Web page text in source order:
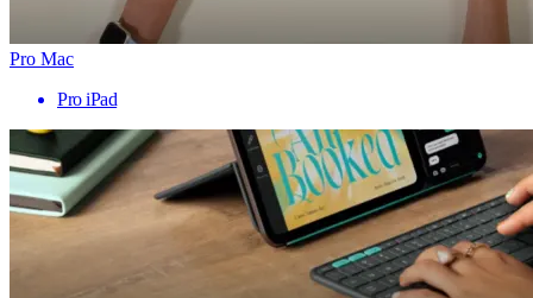
Pro Mac
Pro iPad